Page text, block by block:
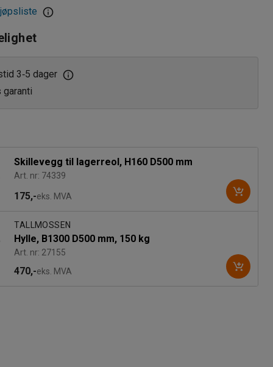
3‑5 dager
garanti
Skillevegg til lagerreol, H160 D500 mm
Art. nr: 74339
175,-eks. MVA
TALLMOSSEN
Hylle, B1300 D500 mm, 150 kg
Art. nr: 27155
470,-eks. MVA